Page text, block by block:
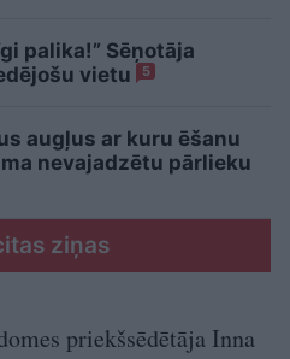
palika!” Sēņotāja
vietu
5
augļus ar kuru ēšanu
nevajadzētu pārlieku
ziņas
priekšsēdētāja Inna